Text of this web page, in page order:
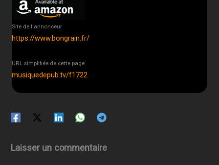
Site de l'annonceur
https://www.bongrain.fr/
URL simplifiée de cette page
musiquedepub.tv/f1722
Laisser un commentaire